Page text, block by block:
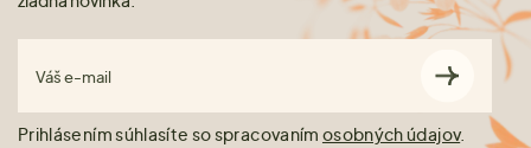
Váš e-mail
Prihlásením súhlasíte so spracovaním osobných údajov.